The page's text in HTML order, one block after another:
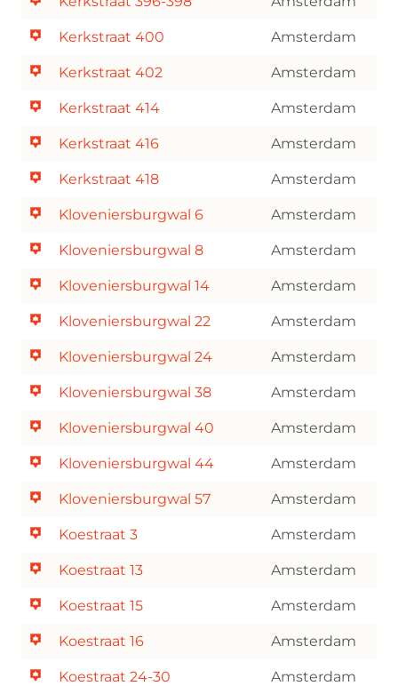
Kerkstraat 400 Amsterdam
Kerkstraat 402 Amsterdam
Kerkstraat 414 Amsterdam
Kerkstraat 416 Amsterdam
Kerkstraat 418 Amsterdam
Kloveniersburgwal 6 Amsterdam
Kloveniersburgwal 8 Amsterdam
Kloveniersburgwal 14 Amsterdam
Kloveniersburgwal 22 Amsterdam
Kloveniersburgwal 24 Amsterdam
Kloveniersburgwal 38 Amsterdam
Kloveniersburgwal 40 Amsterdam
Kloveniersburgwal 44 Amsterdam
Kloveniersburgwal 57 Amsterdam
Koestraat 3 Amsterdam
Koestraat 13 Amsterdam
Koestraat 15 Amsterdam
Koestraat 16 Amsterdam
Koestraat 24-30 Amsterdam